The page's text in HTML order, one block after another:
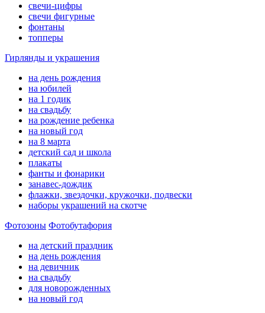
свечи-цифры
свечи фигурные
фонтаны
топперы
Гирлянды и украшения
на день рождения
на юбилей
на 1 годик
на свадьбу
на рождение ребенка
на новый год
на 8 марта
детский сад и школа
плакаты
фанты и фонарики
занавес-дождик
флажки, звездочки, кружочки, подвески
наборы украшений на скотче
Фотозоны Фотобутафория
на детский праздник
на день рождения
на девичник
на свадьбу
для новорожденных
на новый год